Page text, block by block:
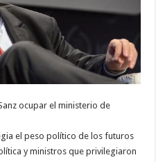
ocupar el ministerio de
el peso político de los futuros
y ministros que privilegiaron